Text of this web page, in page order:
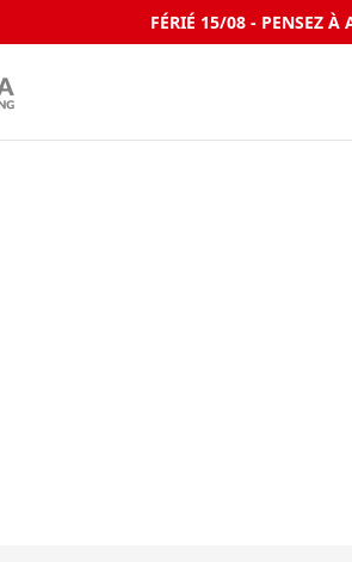
FÉRIÉ 15/08 - PENSEZ À